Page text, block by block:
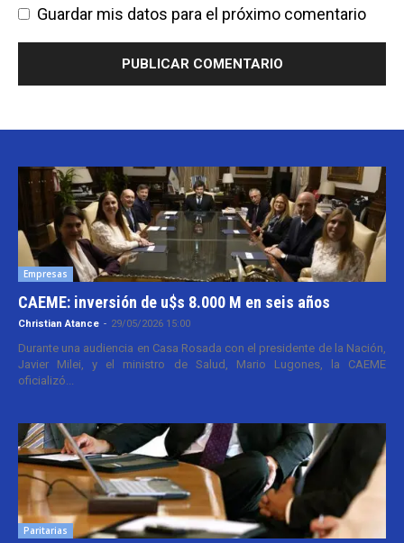
Guardar mis datos para el próximo comentario
Empresas
CAEME: inversión de u$s 8.000 M en seis años
Christian Atance - 29/05/2026 15:00
Durante una audiencia en Casa Rosada con el presidente de la Nación,
Javier Milei, y el ministro de Salud, Mario Lugones, la CAEME
oficializó...
Paritarias